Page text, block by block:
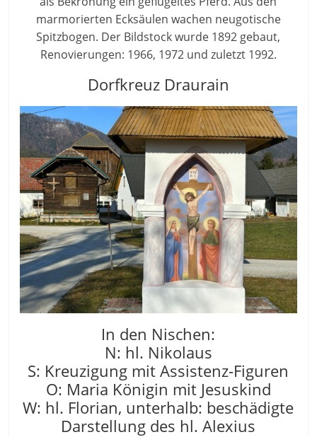
marmorierten Ecksäulen wachen neugotische
Spitzbogen. Der Bildstock wurde 1892 gebaut,
Renovierungen: 1966, 1972 und zuletzt 1992.
Dorfkreuz Draurain
In den Nischen:
N: hl. Nikolaus
S: Kreuzigung mit Assistenz-Figuren
O: Maria Königin mit Jesuskind
W: hl. Florian, unterhalb: beschädigte
Darstellung des hl. Alexius